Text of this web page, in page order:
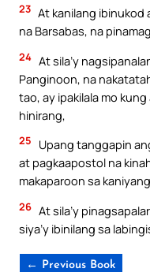
23 At kanilang ibinukod
na Barsabas, na
24 At sila’y
Panginoon, na
tao, ay ipakilala mo
hinirang,
25
Upang tanggapin
at pagkaapostol na
makaparoon sa
26 At sila’y
siya’y ibinilang sa
← Previous Book